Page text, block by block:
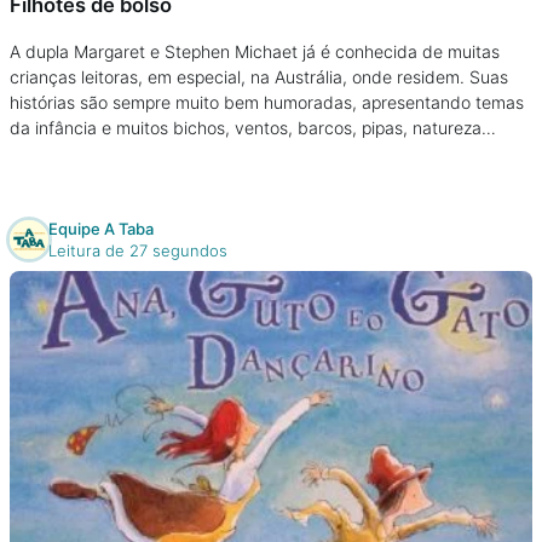
Filhotes de bolso
A dupla Margaret e Stephen Michaet já é conhecida de muitas
crianças leitoras, em especial, na Austrália, onde residem. Suas
histórias são sempre muito bem humoradas, apresentando temas
da infância e muitos bichos, ventos, barcos, pipas, natureza…
Equipe A Taba
Leitura de 27 segundos